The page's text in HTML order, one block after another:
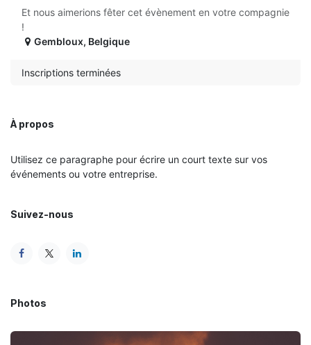
Et nous aimerions fêter cet évènement en votre compagnie
!
Gembloux, Belgique
Inscriptions terminées
À propos
Utilisez ce paragraphe pour écrire un court texte sur vos
événements ou votre entreprise.
Suivez-nous
Photos